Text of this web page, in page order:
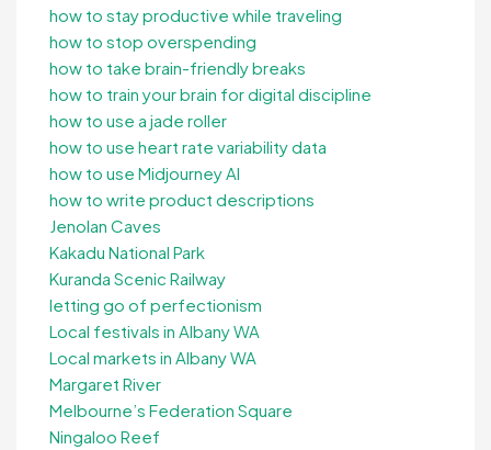
how to stay productive while traveling
how to stop overspending
how to take brain-friendly breaks
how to train your brain for digital discipline
how to use a jade roller
how to use heart rate variability data
how to use Midjourney AI
how to write product descriptions
Jenolan Caves
Kakadu National Park
Kuranda Scenic Railway
letting go of perfectionism
Local festivals in Albany WA
Local markets in Albany WA
Margaret River
Melbourne’s Federation Square
Ningaloo Reef